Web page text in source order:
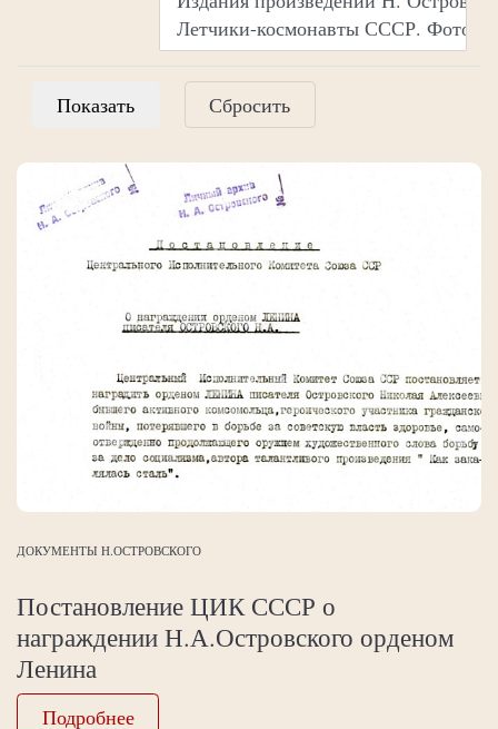
Сбросить
ДОКУМЕНТЫ Н.ОСТРОВСКОГО
Постановление ЦИК СССР о
награждении Н.А.Островского орденом
Ленина
Подробнее